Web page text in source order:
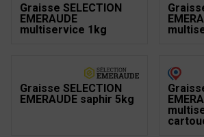
Graisse SELECTION
EMERAUDE
multiservice 1kg
Graisse SELECTION
EMERAUDE saphir 5kg